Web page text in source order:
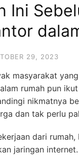
Ini
29, 2023
masyarakat
rumah pun
nikmatnya
dan tak perlu
dari
jaringan